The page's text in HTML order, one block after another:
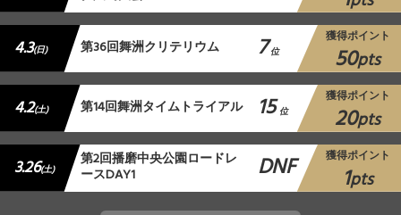
4.3(日) 第36回舞洲クリテリウム 7 位
獲得ポイント
50pts
4.2(土) 第14回舞洲タイムトライアル 15 位
獲得ポイント
20pts
3.26(土) 第2回播磨中央公園ロードレ
ースDAY1 DNF 獲得ポイント
1pts